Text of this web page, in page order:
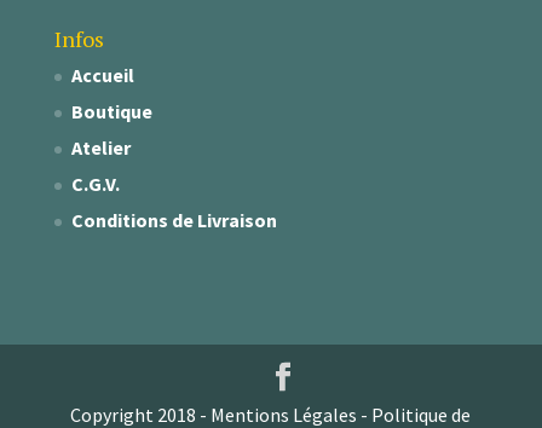
Infos
Accueil
Boutique
Atelier
C.G.V.
Conditions de Livraison
Copyright 2018 - Mentions Légales - Politique de